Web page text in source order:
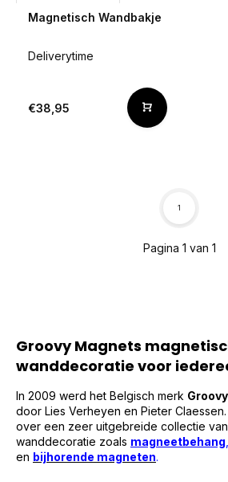
Magnetisch Wandbakje
Deliverytime
€38,95
Pagina 1 van 1
1
Groovy Magnets m
wanddecoratie voor
In 2009 werd het Belgisch merk
door Lies Verheyen en Pieter
over een zeer uitgebreide collectie
wanddecoratie zoals magneetbehang
en bijhorende magneten.